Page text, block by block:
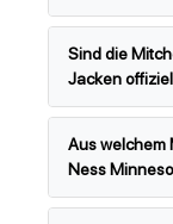
Sind die
Jacken
Aus welchem
Ness